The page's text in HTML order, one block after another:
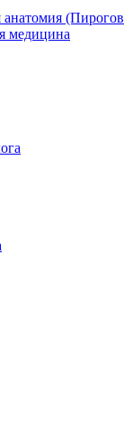
анатомия
медицина